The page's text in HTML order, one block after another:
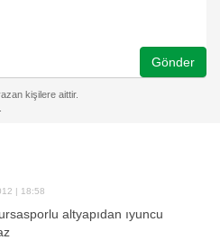
Gönder
| 18:58
altyapıdan ıyuncu